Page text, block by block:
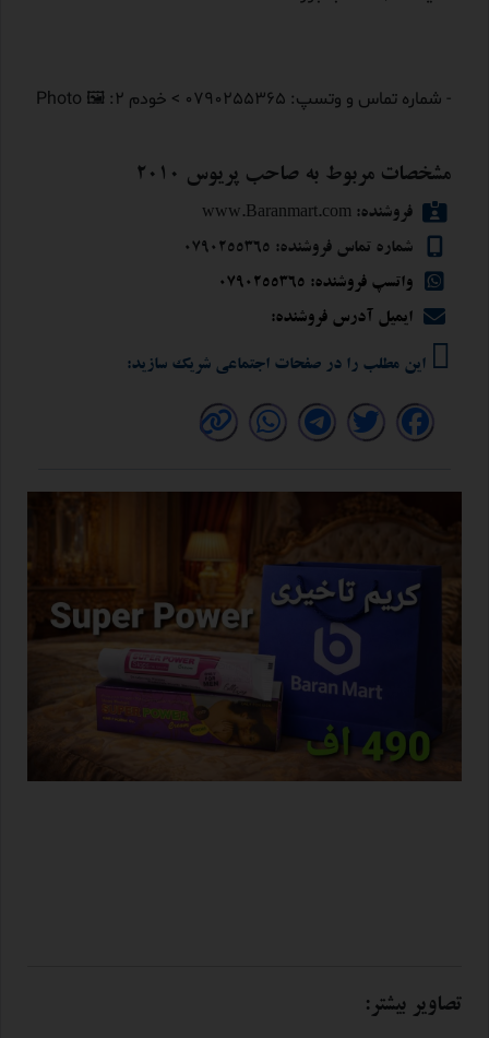
- شماره تماس و وتسپ: 0790255365 > خودم ۲: 🖼 Photo
مشخصات مربوط به صاحب پریوس 2010
فروشنده: www.Baranmart.com
شماره تماس فروشنده: 0790255365
واتسپ فروشنده: 0790255365
ایمیل آدرس فروشنده:
این مطلب را در صفحات اجتماعی شریک سازید:
تصاویر بیشتر: